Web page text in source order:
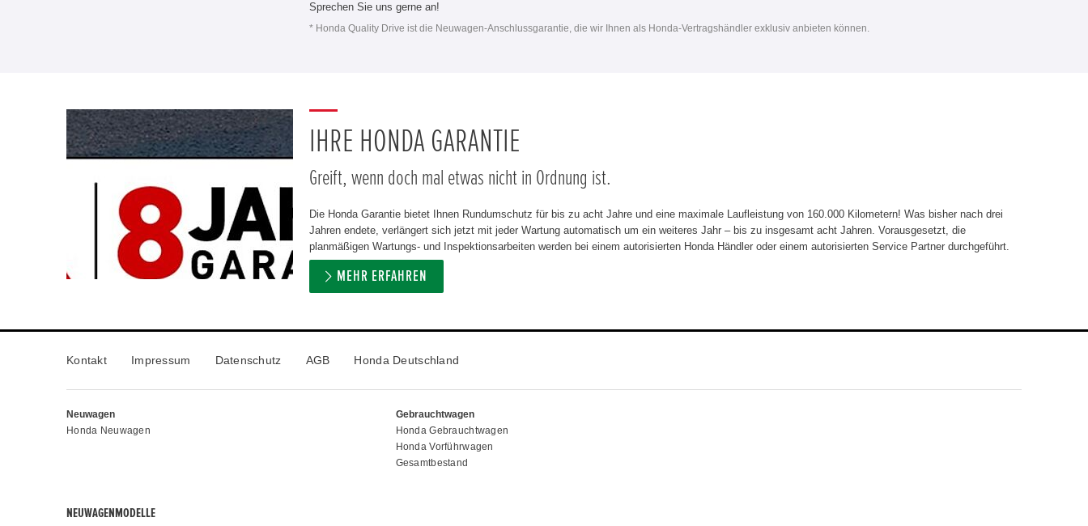
Sprechen Sie uns gerne an!
* Honda Quality Drive ist die Neuwagen-Anschlussgarantie, die wir Ihnen als Honda-Vertragshändler exklusiv anbieten können.
IHRE HONDA GARANTIE
Greift, wenn doch mal etwas nicht in Ordnung ist.
Die Honda Garantie bietet Ihnen Rundumschutz für bis zu acht Jahre und eine maximale Laufleistung von 160.000 Kilometern! Was bisher nach drei
Jahren endete, verlängert sich jetzt mit jeder Wartung automatisch um ein weiteres Jahr – bis zu insgesamt acht Jahren. Vorausgesetzt, die
planmäßigen Wartungs- und Inspektionsarbeiten werden bei einem autorisierten Honda Händler oder einem autorisierten Service Partner durchgeführt.
MEHR ERFAHREN
Kontakt Impressum Datenschutz AGB Honda Deutschland
Neuwagen
Honda Neuwagen
Gebrauchtwagen
Honda Gebrauchtwagen
Honda Vorführwagen
Gesamtbestand
NEUWAGENMODELLE